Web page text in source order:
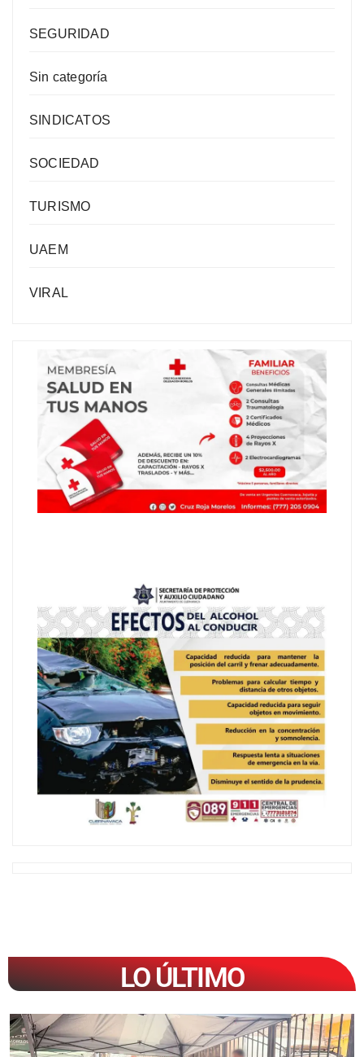
SEGURIDAD
Sin categoría
SINDICATOS
SOCIEDAD
TURISMO
UAEM
VIRAL
LO ÚLTIMO